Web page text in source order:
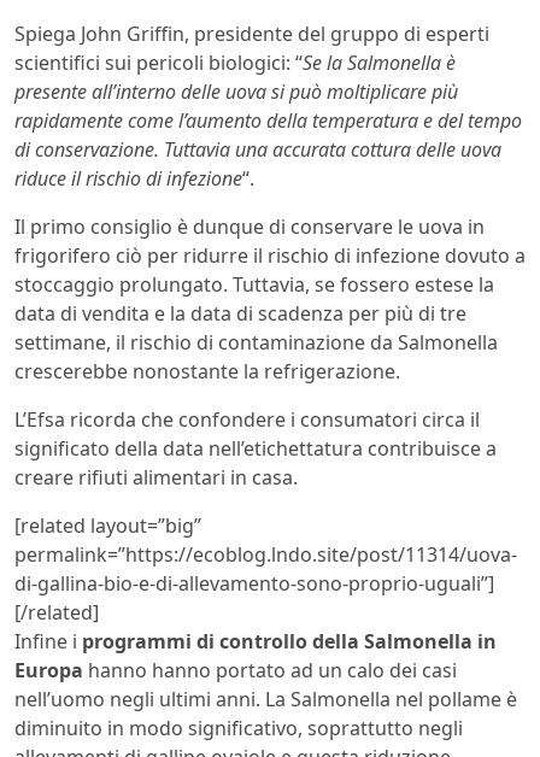
Spiega John Griffin, presidente del gruppo di esperti
scientifici sui pericoli biologici: “Se la Salmonella è
presente all’interno delle uova si può moltiplicare più
rapidamente come l’aumento della temperatura e del tempo
di conservazione. Tuttavia una accurata cottura delle uova
riduce il rischio di infezione“.
Il primo consiglio è dunque di conservare le uova in
frigorifero ciò per ridurre il rischio di infezione dovuto a
stoccaggio prolungato. Tuttavia, se fossero estese la
data di vendita e la data di scadenza per più di tre
settimane, il rischio di contaminazione da Salmonella
crescerebbe nonostante la refrigerazione.
L’Efsa ricorda che confondere i consumatori circa il
significato della data nell’etichettatura contribuisce a
creare rifiuti alimentari in casa.
[related layout=”big”
permalink=”https://ecoblog.lndo.site/post/11314/uova-
di-gallina-bio-e-di-allevamento-sono-proprio-uguali”]
[/related]
Infine i programmi di controllo della Salmonella in
Europa hanno hanno portato ad un calo dei casi
nell’uomo negli ultimi anni. La Salmonella nel pollame è
diminuito in modo significativo, soprattutto negli